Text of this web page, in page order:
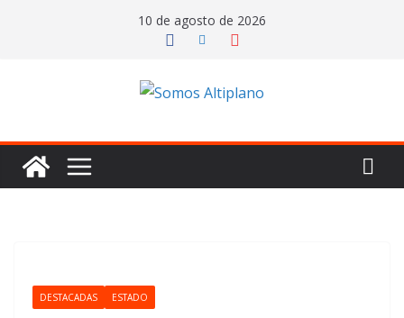
10 de agosto de 2026
DESTACADAS ESTADO